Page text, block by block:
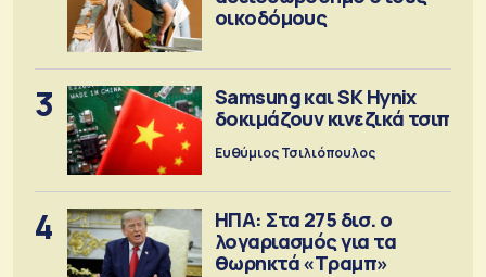
οικοδόμους
3
Samsung και SK Hynix
δοκιμάζουν κινεζικά τσιπ
Ευθύμιος Τσιλιόπουλος
4
ΗΠΑ: Στα 275 δισ. ο
λογαριασμός για τα
θωρηκτά «Τραμπ»